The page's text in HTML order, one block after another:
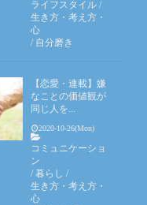
ライフスタイル /
生き方・考え方・
心
/ 自分磨き
【恋愛・連載】嫌
なことの価値観が
同じ人を...
2020-10-26(Mon)
コミュニケーショ
ン
/暮らし /
生き方・考え方・
心